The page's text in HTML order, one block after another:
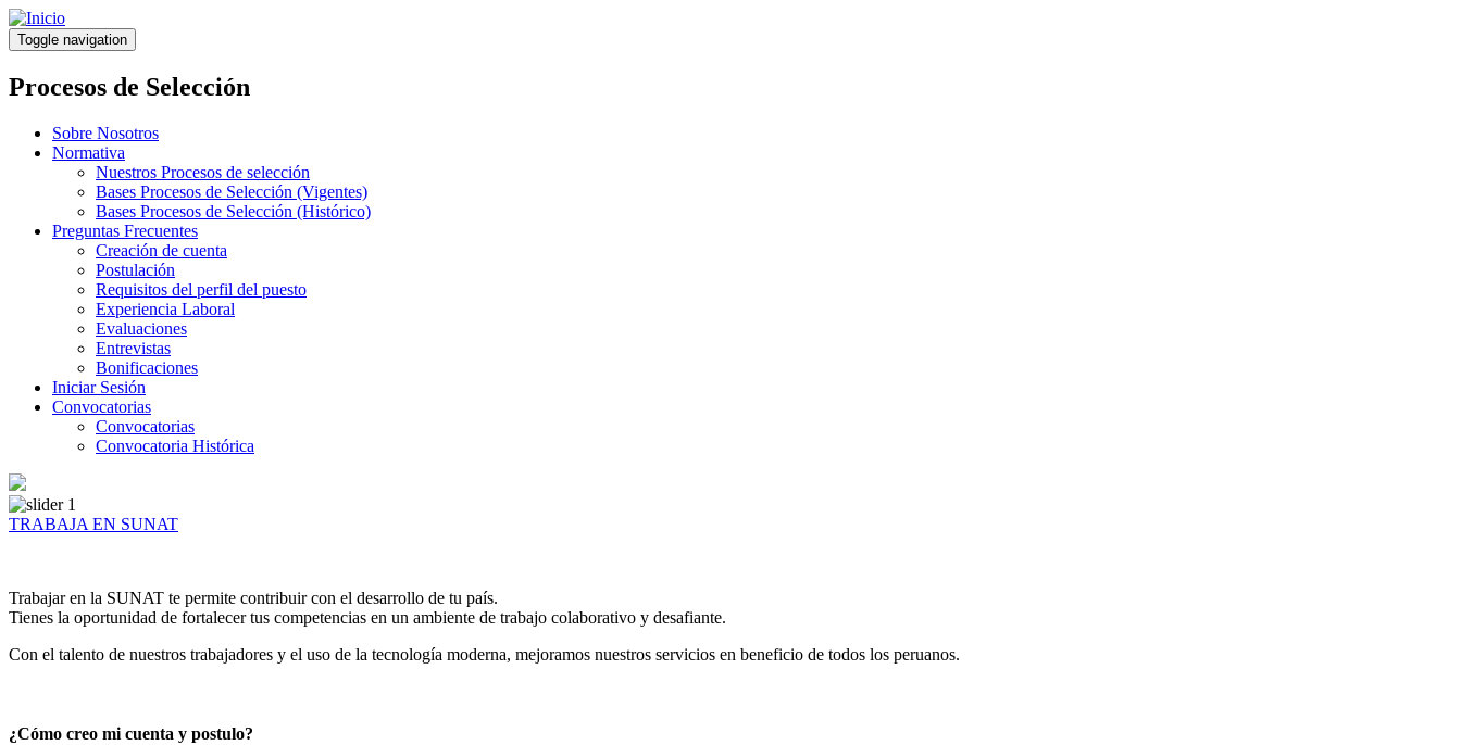
Pasar
al
contenido
principal
Toggle navigation
Procesos de Selección
Sobre Nosotros
Normativa
Nuestros Procesos de selección
Bases Procesos de Selección (Vigentes)
Bases Procesos de Selección (Histórico)
Preguntas Frecuentes
Creación de cuenta
Postulación
Requisitos del perfil del puesto
Experiencia Laboral
Evaluaciones
Entrevistas
Bonificaciones
Iniciar Sesión
Convocatorias
Convocatorias
Convocatoria Histórica
TRABAJA EN SUNAT
Trabajar en la SUNAT te permite contribuir con el desarrollo de tu país.
Tienes la oportunidad de fortalecer tus competencias en un ambiente de trabajo colaborativo y desafiante.
Con el talento de nuestros trabajadores y el uso de la tecnología moderna, mejoramos nuestros servicios en beneficio de todos los peruanos.
¿Cómo creo mi cuenta y postulo?